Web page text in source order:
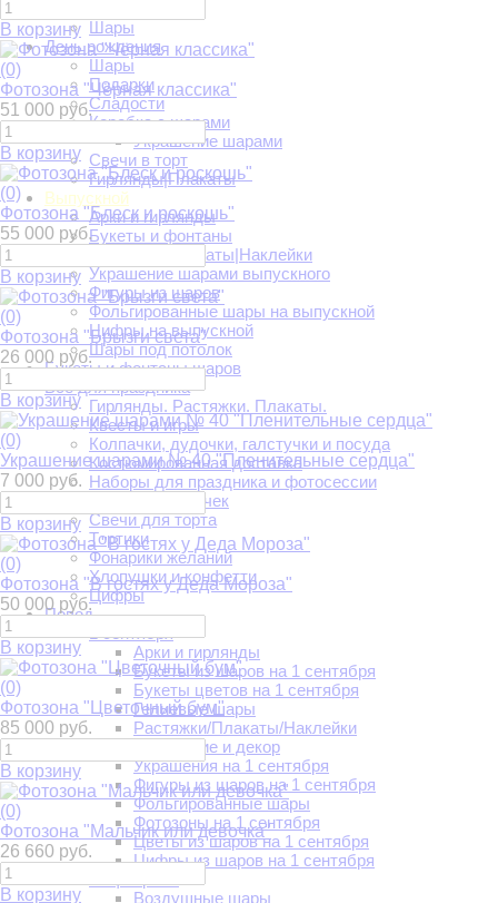
Шары
День рождения
Шары
Подарки
Сладости
Коробка с шарами
Украшение шарами
Свечи в торт
Гирлянды|Плакаты
Выпускной
Арки и гирлянды
Букеты и фонтаны
Растяжки|Плакаты|Наклейки
Украшение шарами выпускного
Фигуры из шаров
Фольгированные шары на выпускной
Цифры на выпускной
Шары под потолок
Букеты и фонтаны шаров
Всё для праздника
Гирлянды. Растяжки. Плакаты.
Квесты и игры
Колпачки, дудочки, галстучки и посуда
Костюмированная доставка
Наборы для праздника и фотосессии
Салют из бабочек
Свечи для торта
Тортики
Фонарики желаний
Хлопушки и конфетти
Цифры
Повод
1 сентября
Арки и гирлянды
Букеты из шаров на 1 сентября
Букеты цветов на 1 сентября
Гелиевые шары
Растяжки/Плакаты/Наклейки
Украшение и декор
Украшения на 1 сентября
Фигуры из шаров на 1 сентября
Фольгированные шары
Фотозоны на 1 сентября
Цветы из шаров на 1 сентября
Цифры из шаров на 1 сентября
Воздушные шары
В корзину
(0)
Фотозона "Чёрная классика"
51 000 руб.
В корзину
(0)
Фотозона "Блеск и роскошь"
55 000 руб.
В корзину
(0)
Фотозона "Брызги света"
26 000 руб.
В корзину
(0)
Украшение шарами № 40 "Пленительные сердца"
7 000 руб.
В корзину
(0)
Фотозона "В гостях у Деда Мороза"
50 000 руб.
В корзину
(0)
Фотозона "Цветочный бум"
85 000 руб.
В корзину
(0)
Фотозона "Мальчик или девочка"
26 660 руб.
В корзину